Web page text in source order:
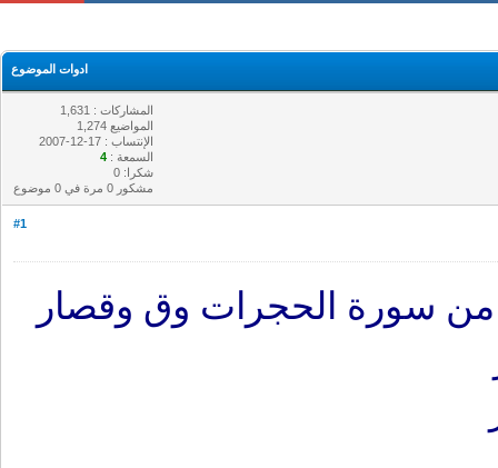
ادوات الموضوع
المشاركات : 1,631
المواضيع 1,274
الإنتساب : 17-12-2007
السمعة :4
شكرا: 0
مشكور 0 مرة في 0 موضوع
#1
سورة الحجرات وق وقصار